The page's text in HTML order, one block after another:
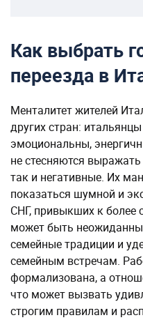
Как выбрать
переезда в
Менталитет жителей
других стран:
эмоциональны,
не стесняются
так и негативные. Их
показаться шумной и
СНГ, привыкших к
может быть
семейные традиции и
семейным встречам.
формализована, а
что может вызвать
строгим правилам и